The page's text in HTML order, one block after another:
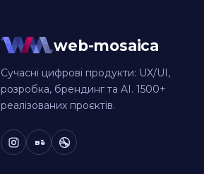
web-mosaica
Сучасні цифрові продукти: UX/UI,
розробка, брендинг та AI. 1500+
реалізованих проєктів.
Bē